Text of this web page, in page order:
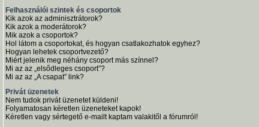
Felhasználói szintek és csoportok
Kik azok az adminisztrátorok?
Kik azok a moderátorok?
Mik azok a csoportok?
Hol látom a csoportokat, és hogyan csatlakozhatok egyhez?
Hogyan lehetek csoportvezető?
Miért jelenik meg néhány csoport más színnel?
Mi az az „elsődleges csoport”?
Mi az az „A csapat” link?
Privát üzenetek
Nem tudok privát üzenetet küldeni!
Folyamatosan kéretlen üzeneteket kapok!
Kéretlen vagy sértegető e-mailt kaptam valakitől a fórumról!